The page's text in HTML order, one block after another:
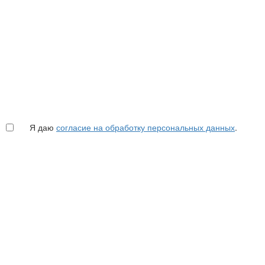
Я даю согласие на обработку персональных данных.